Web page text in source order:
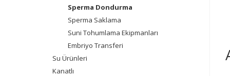
Sperma Dondurma
Sperma Saklama
Suni Tohumlama Ekipmanları
Embriyo Transferi
Su Ürünleri
Kanatlı